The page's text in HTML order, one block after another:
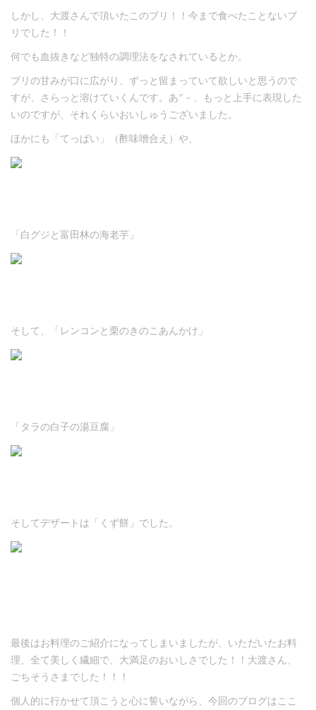
しかし、大渡さんで頂いたこのブリ！！今まで食べたことないブ
リでした！！
何でも血抜きなど独特の調理法をなされているとか。
ブリの甘みが口に広がり、ずっと留まっていて欲しいと思うので
すが、さらっと溶けていくんです。あ”－、もっと上手に表現した
いのですが、それくらいおいしゅうございました。
ほかにも「てっぱい」（酢味噌合え）や、
「白グジと富田林の海老芋」
そして、「レンコンと栗のきのこあんかけ」
「タラの白子の湯豆腐」
そしてデザートは「くず餅」でした。
最後はお料理のご紹介になってしまいましたが、いただいたお料
理、全て美しく繊細で、大満足のおいしさでした！！大渡さん、
ごちそうさまでした！！！
個人的に行かせて頂こうと心に誓いながら、今回のブログはここ